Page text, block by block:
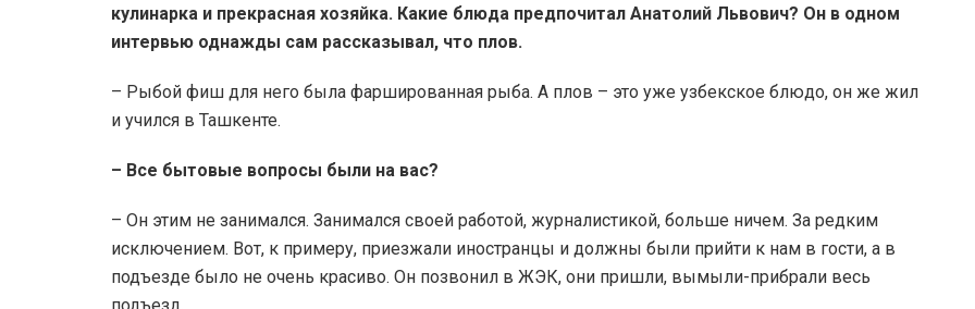
кулинарка и прекрасная хозяйка. Какие блюда предпочитал Анатолий Львович? Он в одном
интервью однажды сам рассказывал, что плов.
– Рыбой фиш для него была фаршированная рыба. А плов – это уже узбекское блюдо, он же жил
и учился в Ташкенте.
– Все бытовые вопросы были на вас?
– Он этим не занимался. Занимался своей работой, журналистикой, больше ничем. За редким
исключением. Вот, к примеру, приезжали иностранцы и должны были прийти к нам в гости, а в
подъезде было не очень красиво. Он позвонил в ЖЭК, они пришли, вымыли-прибрали весь